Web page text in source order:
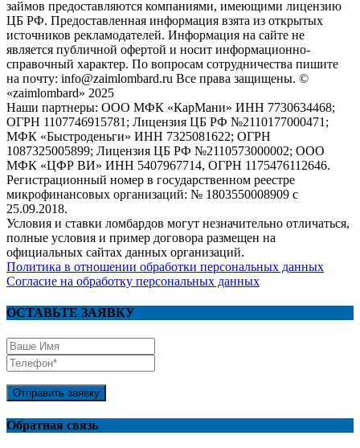
займов предоставляются компаниями, имеющими лицензию
ЦБ РФ. Предоставленная информация взята из открытых
источников рекламодателей. Информация на сайте не
является публичной офертой и носит информационно-
справочный характер. По вопросам сотрудничества пишите
на почту: info@zaimlombard.ru Все права защищены. ©
«zaimlombard» 2025
Наши партнеры: ООО МФК «КарМани» ИНН 7730634468;
ОГРН 1107746915781; Лицензия ЦБ РФ №2110177000471;
МФК «Быстроденьги» ИНН 7325081622; ОГРН
1087325005899; Лицензия ЦБ РФ №2110573000002; ООО
МФК «ЦФР ВИ» ИНН 5407967714, ОГРН 1175476112646.
Регистрационный номер в государственном реестре
микрофинансовых организаций: № 1803550008909 с
25.09.2018.
Условия и ставки ломбардов могут незначительно отличаться,
полные условия и пример договора размещен на
официальных сайтах данных организаций.
Политика в отношении обработки персональных данных
Согласие на обработку персональных данных
ОСТАВЬТЕ ЗАЯВКУ
Отправить заявку
Обратная связь